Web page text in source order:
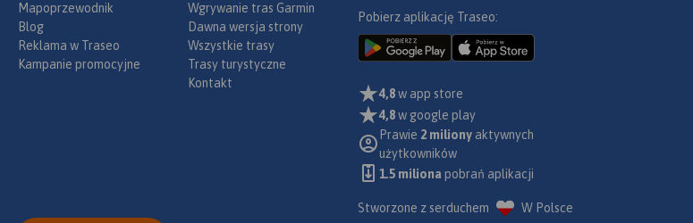
Mapoprzewodnik
Blog
Reklama w Traseo
Kampanie promocyjne
Wgrywanie tras Garmin
Dawna wersja strony
Wszystkie trasy
Trasy turystyczne
Kontakt
Pobierz aplikację Traseo:
4,8w app store
4,8w google play
Prawie 2 miliony aktywnych
użytkowników
1.5 miliona pobrań aplikacji
Stworzone z serduchem W Polsce